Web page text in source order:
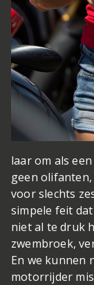
laar om als
geen olifanten,
voor slechts
simpele feit dat
niet al te druk
zwembroek,
En we kunnen
motorrijder